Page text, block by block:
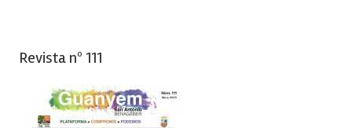
Revista nº 111